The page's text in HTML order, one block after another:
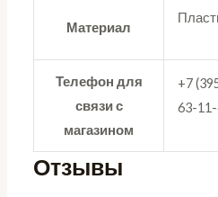
Материал
Телефон для
связи с
магазином
+7
63-11-
Отзывы